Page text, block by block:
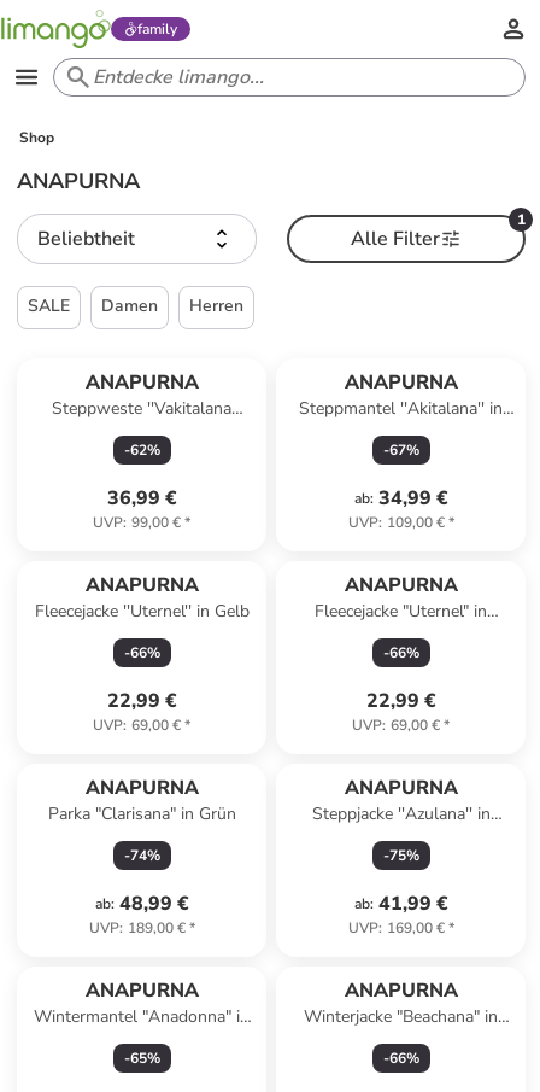
family
Shop
ANAPURNA
Beliebtheit
1
Alle Filter
SALE Damen Herren
ANAPURNA
Steppweste ''Vakitalana
Long'' in Khaki
-62%
36,99 €
UVP: 99,00 €*
ANAPURNA
Steppmantel ''Akitalana'' in
Khaki
-67%
ab: 34,99 €
UVP: 109,00 €*
ANAPURNA
Fleecejacke ''Uternel'' in Gelb
-66%
22,99 €
UVP: 69,00 €*
ANAPURNA
Fleecejacke "Uternel" in
Hellbraun
-66%
22,99 €
UVP: 69,00 €*
ANAPURNA
Parka "Clarisana" in Grün
-74%
ab: 48,99 €
UVP: 189,00 €*
ANAPURNA
Steppjacke ''Azulana'' in
Hellblau
-75%
ab: 41,99 €
UVP: 169,00 €*
ANAPURNA
Wintermantel "Anadonna" in
Schwarz
-65%
ANAPURNA
Winterjacke "Beachana" in
Hellbraun
-66%